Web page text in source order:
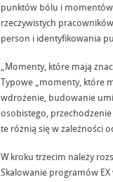
punktów bólu i
rzeczywistych
person i identyfikowania
„Momenty, które mają
Typowe „momenty, które
wdrożenie, budowanie
osobistego,
te różnią się w zależności
W kroku trzecim należy
Skalowanie programów EX